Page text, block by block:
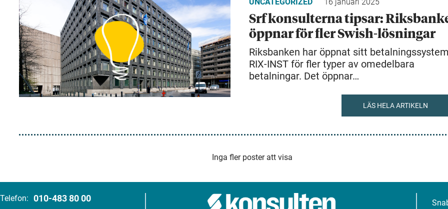
Srf konsulterna tipsar:
öppnar för fler Swish-lösningar
Riksbanken har öppnat sitt
RIX-INST för fler typer av omedelbara
betalningar. Det öppnar…
LÄS HELA ARTIKELN
Inga fler poster att visa
Telefon: 010-483 80 00